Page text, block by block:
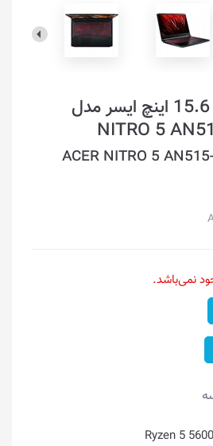
لپ تاپ گیمینگ 15.6 اینچ ایسر مدل
NITRO 5
ACER NITRO 5
نمی‌باشد.
Ryzen 5